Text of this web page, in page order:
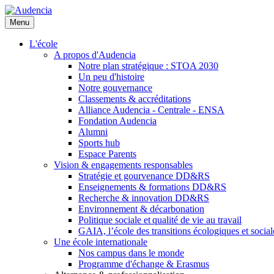
Aller
au
contenu
principal
Menu
L'école
A propos d'Audencia
Notre plan stratégique : STOA 2030
Un peu d'histoire
Notre gouvernance
Classements & accréditations
Alliance Audencia - Centrale - ENSA
Fondation Audencia
Alumni
Sports hub
Espace Parents
Vision & engagements responsables
Stratégie et gourvenance DD&RS
Enseignements & formations DD&RS
Recherche & innovation DD&RS
Environnement & décarbonation
Politique sociale et qualité de vie au travail
GAIA, l’école des transitions écologiques et
Une école internationale
Nos campus dans le monde
Programme d'échange & Erasmus